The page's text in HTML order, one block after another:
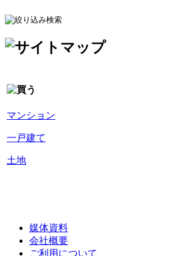
マンション
一戸建て
土地
媒体資料
会社概要
ご利用について